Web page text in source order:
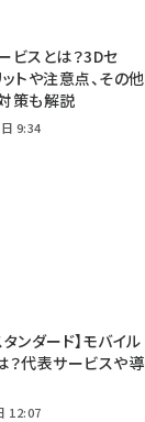
ビスとは？3Dセ
トや注意点、その他
策も解説
9:34
ンダード】モバイル
？代表サービスや導
12:07